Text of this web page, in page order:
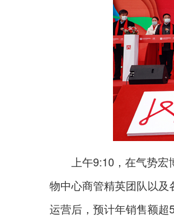
上午9:10，在气势
物中心商管精英团队以及
运营后，预计年销售额